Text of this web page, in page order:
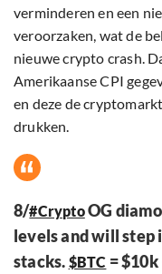
verminderen en een
veroorzaken, wat de
nieuwe crypto crash.
Amerikaanse CPI
en deze de
drukken.
8/#CryptoOG
levels and will
stacks. $BTC =